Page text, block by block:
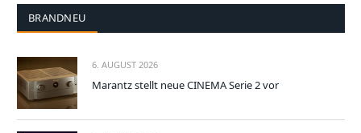
BRANDNEU
6. AUGUST 2026
Marantz stellt neue CINEMA Serie 2 vor